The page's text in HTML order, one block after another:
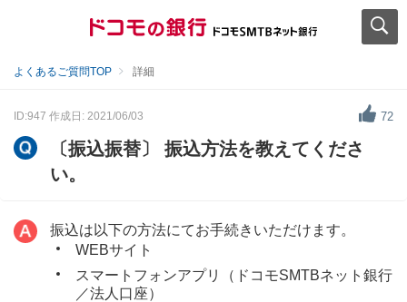
よくあるご質問TOP 詳細
ID:947 作成日: 2021/06/03 72
〔振込振替〕 振込方法を教えてくださ
い。
振込は以下の方法にてお手続きいただけます。
WEBサイト
スマートフォンアプリ（ドコモSMTBネット銀行
／法人口座）